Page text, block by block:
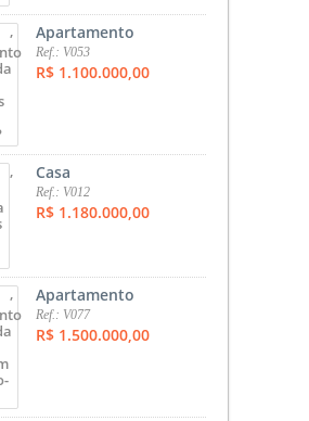
, Apartamento
Ref.: V053
R$ 1.100.000,00
, Casa
Ref.: V012
R$ 1.180.000,00
, Apartamento
Ref.: V077
R$ 1.500.000,00